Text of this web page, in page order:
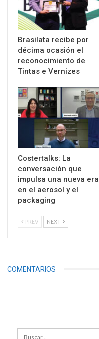
Brasilata recibe por
décima ocasión el
reconocimiento de
Tintas e Vernizes
Costertalks: La
conversación que
impulsa una nueva era
en el aerosol y el
packaging
PREV NEXT
COMENTARIOS